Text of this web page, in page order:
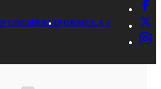
UNGHERIAFORMULA 1